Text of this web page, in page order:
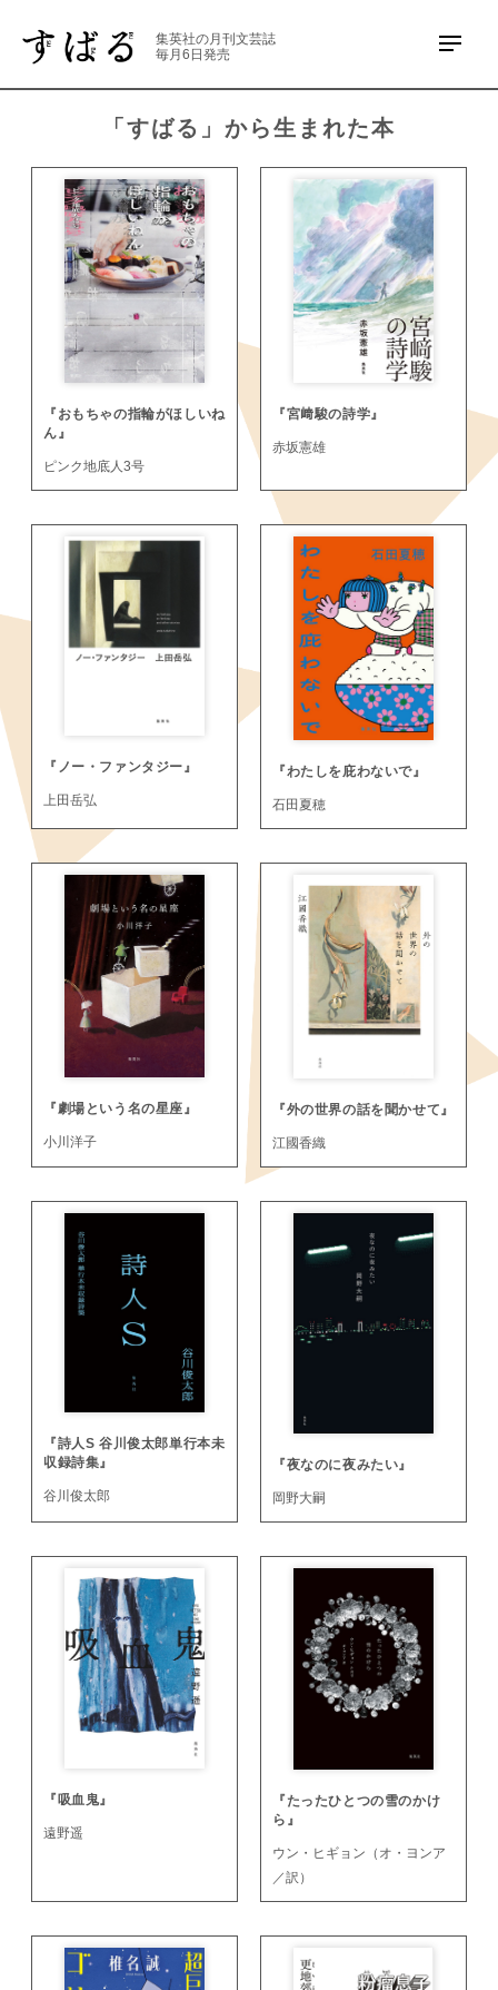
集英社の月刊文芸誌
毎月6日発売
「すばる」から生まれた本
『おもちゃの指輪がほしいね
ん』
ピンク地底人3号
『宮﨑駿の詩学』
赤坂憲雄
『ノー・ファンタジー』
上田岳弘
『わたしを庇わないで』
石田夏穂
『劇場という名の星座』
小川洋子
『外の世界の話を聞かせて』
江國香織
『詩人S 谷川俊太郎単行本未
収録詩集』
谷川俊太郎
『夜なのに夜みたい』
岡野大嗣
『吸血鬼』
遠野遥
『たったひとつの雪のかけ
ら』
ウン・ヒギョン（オ・ヨンア
／訳）